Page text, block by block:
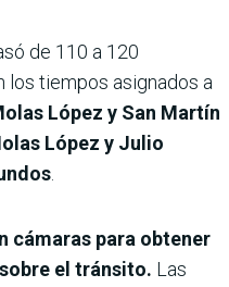
de 110 a 120
los tiempos asignados a
López y San Martín
López y Julio
.
cámaras para obtener
el tránsito. Las